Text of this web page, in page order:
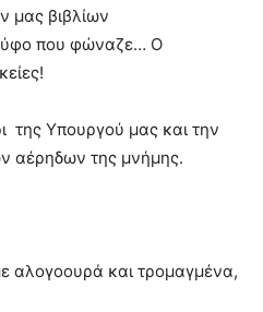
μας βιβλίων
που φώναζε… Ο
Υπουργού μας και την
αέρηδων της μνήμης.
αλογοουρά και τρομαγμένα,